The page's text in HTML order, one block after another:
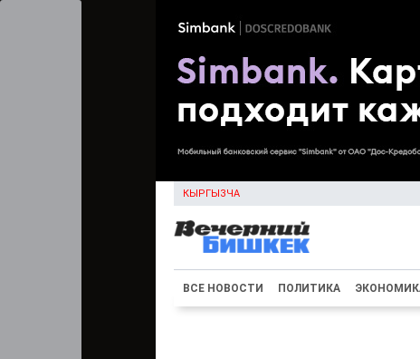
КЫРГЫЗЧА
ВСЕ НОВОСТИ ПОЛИТИКА